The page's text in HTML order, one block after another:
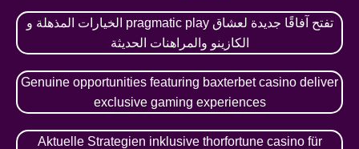
الخيارات المذهلة و pragmatic play تفتح آفاقًا جديدة لعشاق
الكازينو والمراهنات الحديثة
Genuine opportunities featuring baxterbet casino deliver
exclusive gaming experiences
Aktuelle Strategien inklusive thorfortune casino für